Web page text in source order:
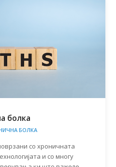
болка
БОЛКА
со хроничната
и со многу